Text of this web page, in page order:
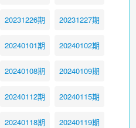
20231226期 20231227期
20240101期 20240102期
20240108期 20240109期
20240112期 20240115期
20240118期 20240119期